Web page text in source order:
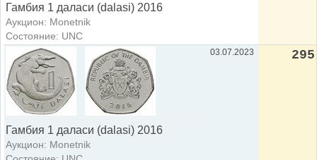
Гамбия 1 даласи (dalasi) 2016
Аукцион: Monetnik
Состояние: UNC
Гамбия 1 даласи (dalasi) 2016
Аукцион: Monetnik
03.07.2023 295